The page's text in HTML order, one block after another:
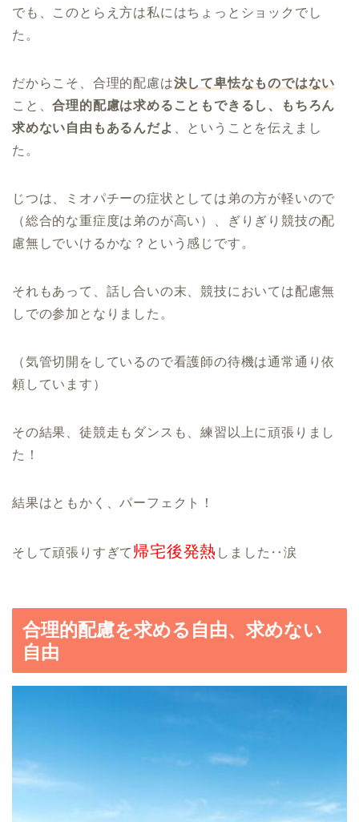
でも、このとらえ方は私にはちょっとショックでし
た。
だからこそ、合理的配慮は決して卑怯なものではない
こと、合理的配慮は求めることもできるし、もちろん
求めない自由もあるんだよ
、ということを伝えまし
た。
じつは、ミオパチーの症状としては弟の方が軽いので
（総合的な重症度は弟のが高い）、ぎりぎり競技の配
慮無しでいけるかな？という感じです。
それもあって、話し合いの末、競技においては配慮無
しでの参加となりました。
（気管切開をしているので看護師の待機は通常通り依
頼しています）
その結果、徒競走もダンスも、練習以上に頑張りまし
た！
結果はともかく、パーフェクト！
そして頑張りすぎて 帰宅後発熱 しました‥涙
合理的配慮を求める自由、求めない
自由